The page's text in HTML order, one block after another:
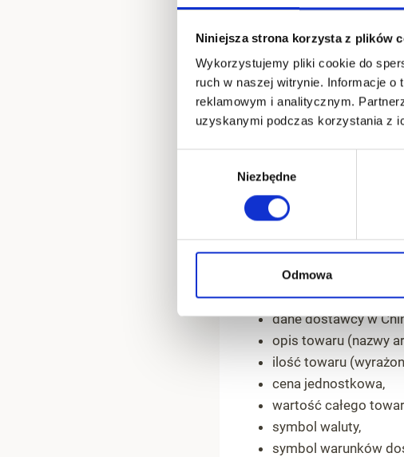
Niniejsza strona korzysta z plików
Wykorzystujemy pliki cookie do
ruch w naszej witrynie. Informacje o
reklamowym i analitycznym.
uzyskanymi podczas korzystania z
Niezbędne
Odmowa
ewentualnych
potwierdza warunki i
sporów.
Co powinna
wiedzieć, co powinna
dane faktury celnej:
numer faktury,
data wystawienia,
dane importera
dane dostawcy w
opis towaru (nazwy
ilość towaru
cena jednostkowa,
wartość całego
symbol waluty,
symbol warunków